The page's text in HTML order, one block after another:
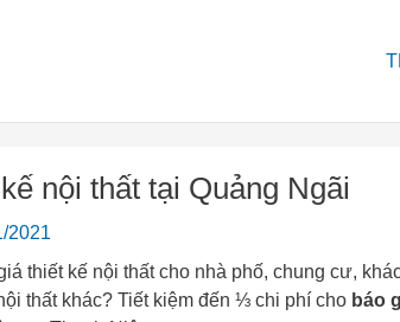
nội thất tại Quảng Ngãi
2021
thiết kế nội thất cho nhà phố, chung cư,
thất khác? Tiết kiệm đến ⅓ chi phí cho báo